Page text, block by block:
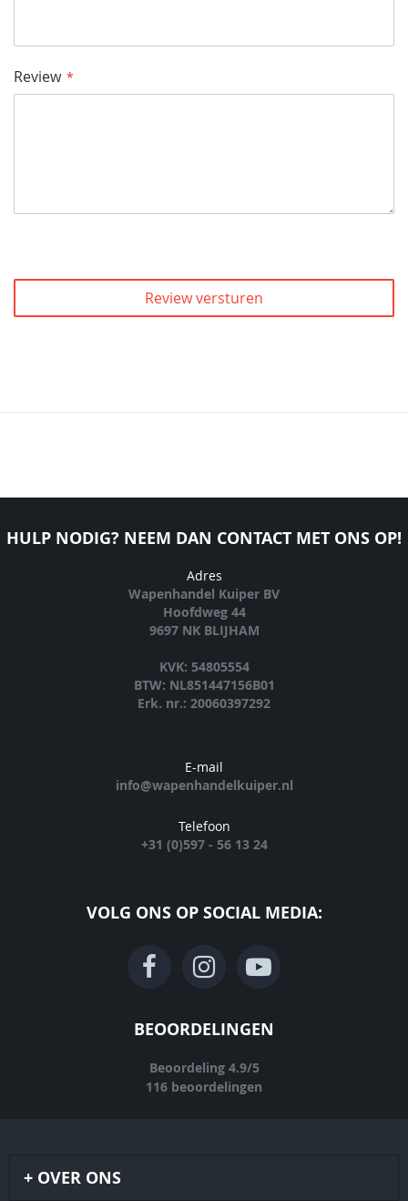
Review
Review versturen
HULP NODIG? NEEM DAN CONTACT MET ONS OP!
Adres
Wapenhandel Kuiper BV
Hoofdweg 44
9697 NK BLIJHAM
KVK: 54805554
BTW: NL851447156B01
Erk. nr.: 20060397292
E-mail
info@wapenhandelkuiper.nl
Telefoon
+31 (0)597 - 56 13 24
VOLG ONS OP SOCIAL MEDIA:
BEOORDELINGEN
Beoordeling 4.9/5
116 beoordelingen
OVER ONS